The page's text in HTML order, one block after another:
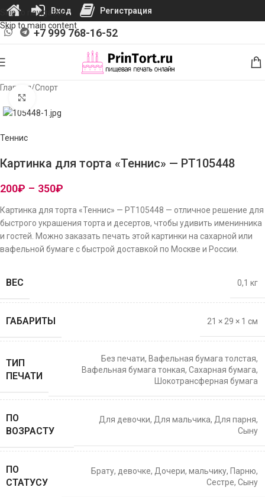
Skip to navigation
Skip to main content
+7 999 768-16-52
Главная/Спорт
Теннис
Картинка для торта «Теннис» — PT105448
200₽ – 350₽
Картинка для торта «Теннис» — PT105448 — отличное решение для
быстрого украшения торта и десертов, чтобы удивить именинника
и гостей. Можно заказать печать этой картинки на сахарной или
вафельной бумаге с быстрой доставкой по Москве и России.
ВЕС 0,1 кг
ГАБАРИТЫ 21 × 29 × 1 см
ТИП
ПЕЧАТИ
Без печати, Вафельная бумага толстая,
Вафельная бумага тонкая, Сахарная бумага,
Шокотрансферная бумага
ПО
ВОЗРАСТУ
Для девочки, Для мальчика, Для парня,
Сыну
ПО
СТАТУСУ
Брату, девочке, Дочери, мальчику, Парню,
Сестре, Сыну
Вход Регистрация